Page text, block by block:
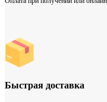
Быстрая доставка